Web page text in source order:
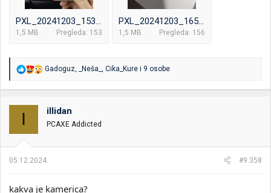
PXL_20241203_153319657.jpg
1,5 MB Pregleda: 153
PXL_20241203_165535639.jpg
1,5 MB Pregleda: 156
R
o
v
a
j
:
Gadoguz _Neša_ Cika_Kure i 9 osobe
I illidan
PCAXE Addicted
05.12.2024. #9.358
kakva je kamerica?